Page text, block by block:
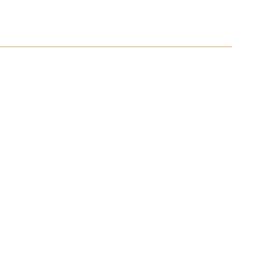
oder direkt zur Karussellnavigation wechseln.